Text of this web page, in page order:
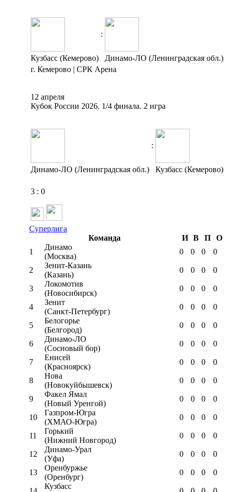
:
Кузбасс (Кемерово)
Динамо-ЛО (Ленинградская обл.)
г. Кемерово | СРК Арена
12 апреля
Кубок России 2026. 1/4 финала. 2 игра
:
Динамо-ЛО (Ленинградская обл.) Кузбасс (Кемерово)
3 : 0
Суперлига
Команда
И В П
О
1
Динамо
(Москва)
0 0 0 0
2
Зенит-Казань
(Казань)
0 0 0 0
3
Локомотив
(Новосибирск)
0 0 0 0
4
Зенит
(Санкт-Петербург)
0 0 0 0
5
Белогорье
(Белгород)
0 0 0 0
6
Динамо-ЛО
(Сосновый бор)
0 0 0 0
7
Енисей
(Красноярск)
0 0 0 0
8
Нова
(Новокуйбышевск)
0 0 0 0
9
Факел Ямал
(Новый Уренгой)
0 0 0 0
10
Газпром-Югра
(ХМАО-Югра)
0 0 0 0
11
Горький
(Нижний Новгород)
0 0 0 0
12
Динамо-Урал
(Уфа)
0 0 0 0
13
Оренбуржье
(Оренбург)
0 0 0 0
Кузбасс